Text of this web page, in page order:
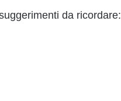
da ricordare: